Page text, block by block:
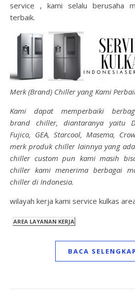
service , kami selalu berusaha
terbaik.
Merk (Brand) Chiller yang Kami
Kami dapat memperbaiki
brand chiller, diantaranya yaitu
Fujico, GEA, Starcool, Masema,
merk produk chiller lainnya yang
chiller custom pun kami masih
chiller kami menerima berbagai
chiller di Indonesia.
wilayah kerja kami service kulkas
BACA